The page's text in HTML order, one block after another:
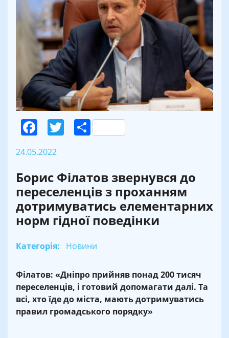
Facebook
Twitter
Поділитися
24.05.2022
Борис Філатов звернувся до
переселенців з проханням
дотримуватись елементарних
норм гідної поведінки
Категорія: Новини
Філатов: «Дніпро прийняв понад 200 тисяч
переселенців, і готовий допомагати далі. Та
всі, хто їде до міста, мають дотримуватись
правил громадського порядку»